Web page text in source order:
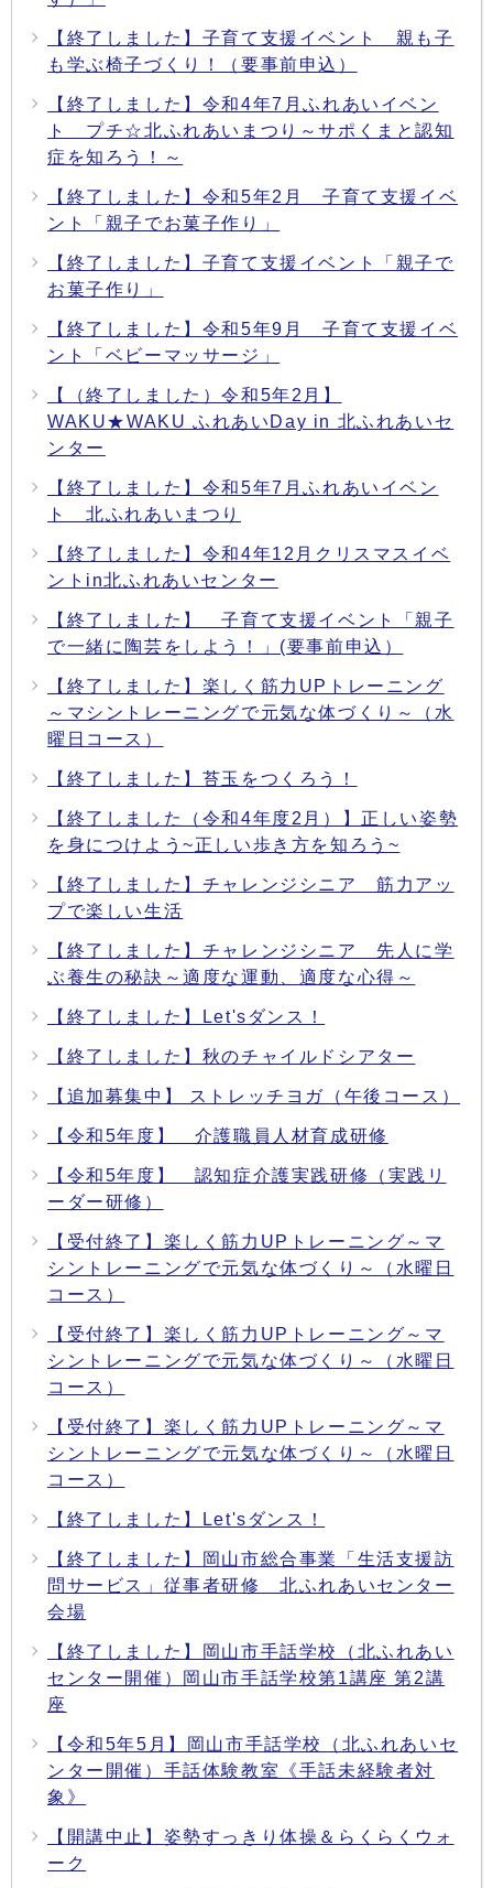
【終了しました】子育て支援イベント 親も子
も学ぶ椅子づくり！（要事前申込）
【終了しました】令和4年7月ふれあいイベン
ト プチ☆北ふれあいまつり～サポくまと認知
症を知ろう！～
【終了しました】令和5年2月 子育て支援イベ
ント「親子でお菓子作り」
【終了しました】子育て支援イベント「親子で
お菓子作り」
【終了しました】令和5年9月 子育て支援イベ
ント「ベビーマッサージ」
【（終了しました）令和5年2月】
WAKU★WAKU ふれあいDay in 北ふれあいセ
ンター
【終了しました】令和5年7月ふれあいイベン
ト 北ふれあいまつり
【終了しました】令和4年12月クリスマスイベ
ントin北ふれあいセンター
【終了しました】 子育て支援イベント「親子
で一緒に陶芸をしよう！」(要事前申込）
【終了しました】楽しく筋力UPトレーニング
～マシントレーニングで元気な体づくり～（水
曜日コース）
【終了しました】苔玉をつくろう！
【終了しました（令和4年度2月）】正しい姿勢
を身につけよう~正しい歩き方を知ろう~
【終了しました】チャレンジシニア 筋力アッ
プで楽しい生活
【終了しました】チャレンジシニア 先人に学
ぶ養生の秘訣～適度な運動、適度な心得～
【終了しました】Let'sダンス！
【終了しました】秋のチャイルドシアター
【追加募集中】 ストレッチヨガ（午後コース）
【令和5年度】 介護職員人材育成研修
【令和5年度】 認知症介護実践研修（実践リ
ーダー研修）
【受付終了】楽しく筋力UPトレーニング～マ
シントレーニングで元気な体づくり～（水曜日
コース）
【受付終了】楽しく筋力UPトレーニング～マ
シントレーニングで元気な体づくり～（水曜日
コース）
【受付終了】楽しく筋力UPトレーニング～マ
シントレーニングで元気な体づくり～（水曜日
コース）
【終了しました】Let'sダンス！
【終了しました】岡山市総合事業「生活支援訪
問サービス」従事者研修 北ふれあいセンター
会場
【終了しました】岡山市手話学校（北ふれあい
センター開催）岡山市手話学校第1講座 第2講
座
【令和5年5月】岡山市手話学校（北ふれあいセ
ンター開催）手話体験教室《手話未経験者対
象》
【開講中止】姿勢すっきり体操＆らくらくウォ
ーク